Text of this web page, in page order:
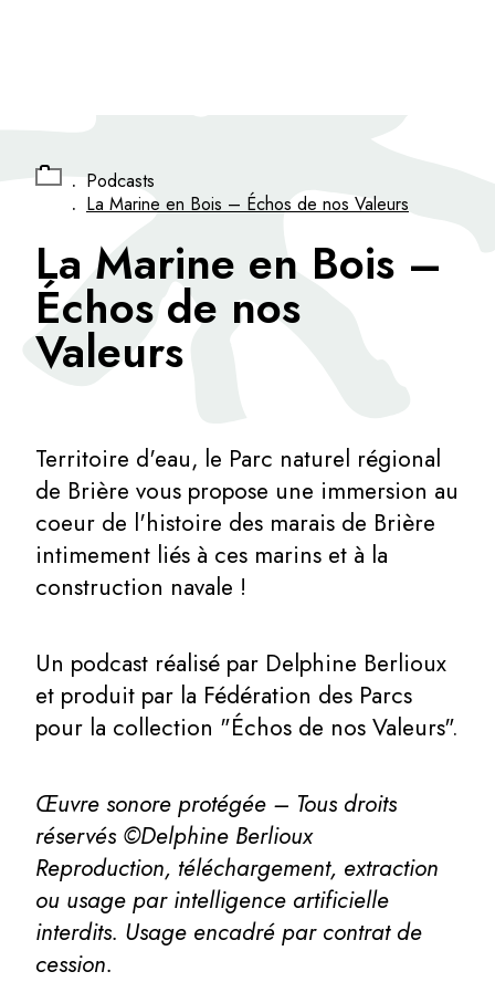
. Podcasts
. La Marine en Bois – Échos de nos Valeurs
La Marine en Bois –
Échos de nos
Valeurs
Territoire d'eau, le Parc naturel régional
de Brière vous propose une immersion au
coeur de l'histoire des marais de Brière
intimement liés à ces marins et à la
construction navale !
Un podcast réalisé par Delphine Berlioux
et produit par la Fédération des Parcs
pour la collection "Échos de nos Valeurs".
Œuvre sonore protégée – Tous droits
réservés ©Delphine Berlioux
Reproduction, téléchargement, extraction
ou usage par intelligence artificielle
interdits. Usage encadré par contrat de
cession.